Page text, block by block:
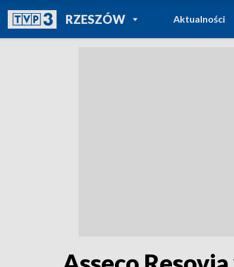
RZESZÓWPOWRÓT DO
TVP REGIONY
Aktualności